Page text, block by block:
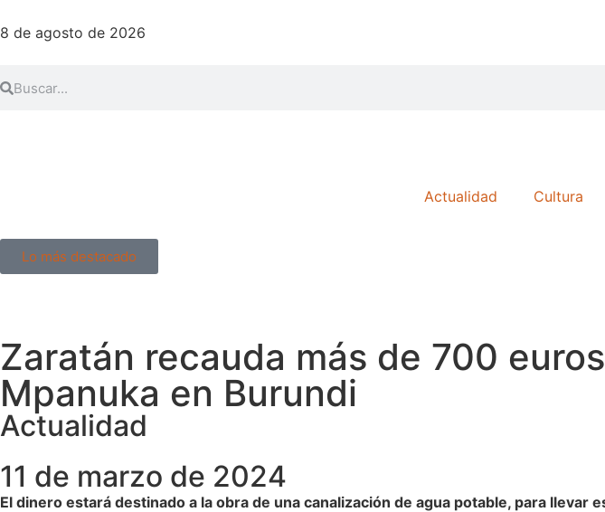
8 de agosto de 2026
Actualidad Cultura
Lo más destacado
Zaratán recauda más de 700
Mpanuka en Burundi
Actualidad
11 de marzo de 2024
El dinero estará destinado a la obra de una canalización de agua potable, para